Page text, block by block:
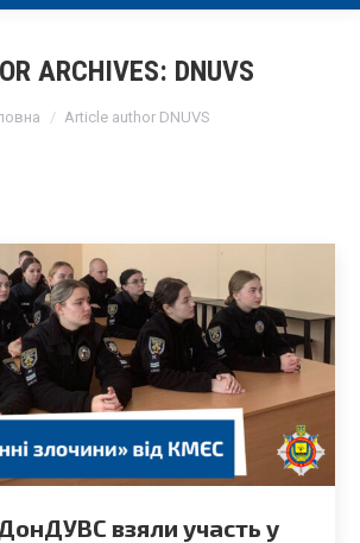
ARCHIVES: DNUVS
are here:Article author DNUVS
взяли участь у